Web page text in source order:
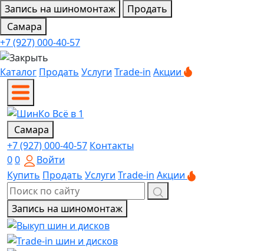
Запись на шиномонтаж
Продать
Самара
+7 (927) 000-40-57
Каталог Продать Услуги Trade-in Акции
Самара
+7 (927) 000-40-57 Контакты
00
Войти
Купить Продать Услуги Trade-in Акции
Запись на шиномонтаж